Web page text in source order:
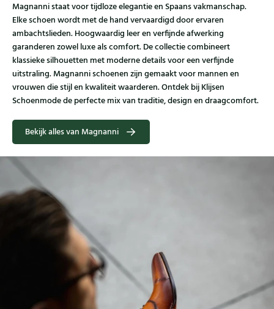
Magnanni staat voor tijdloze elegantie en Spaans vakmanschap.
Elke schoen wordt met de hand vervaardigd door ervaren
ambachtslieden. Hoogwaardig leer en verfijnde afwerking
garanderen zowel luxe als comfort. De collectie combineert
klassieke silhouetten met moderne details voor een verfijnde
uitstraling. Magnanni schoenen zijn gemaakt voor mannen en
vrouwen die stijl en kwaliteit waarderen. Ontdek bij Klijsen
Schoenmode de perfecte mix van traditie, design en draagcomfort.
Bekijk alles van Magnanni